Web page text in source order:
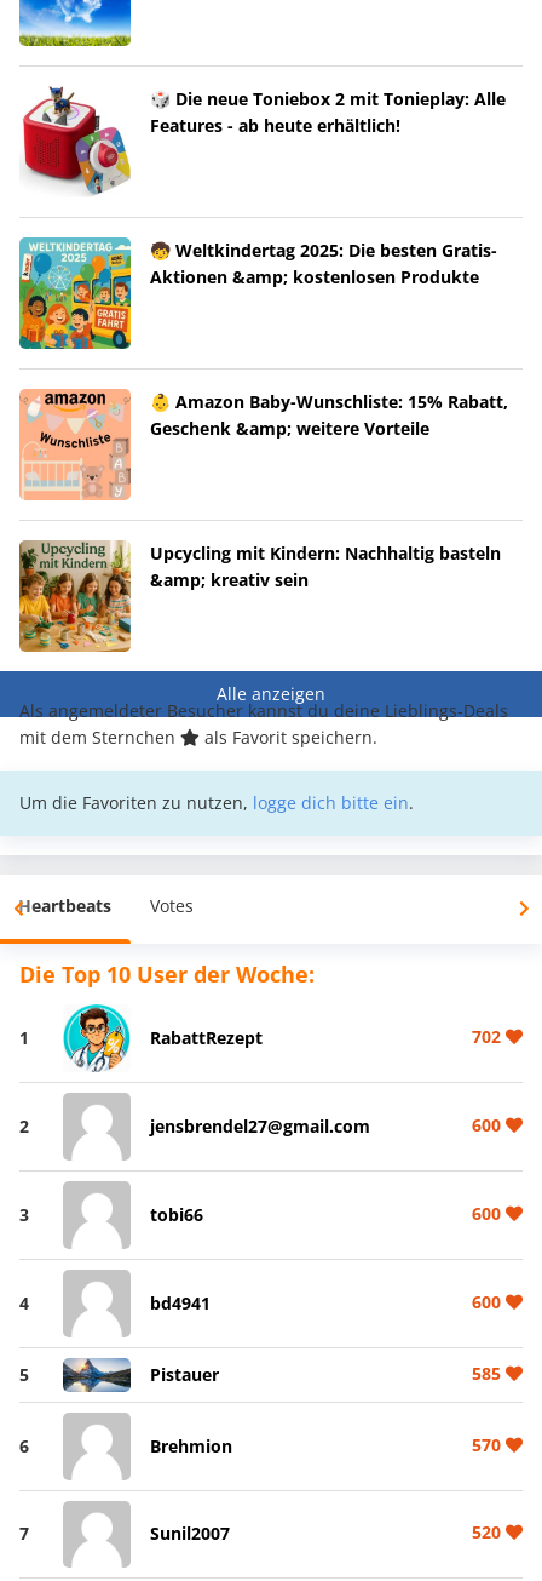
🎲 Die neue Toniebox 2 mit Tonieplay: Alle
Features - ab heute erhältlich!
🧒 Weltkindertag 2025: Die besten Gratis-
Aktionen &amp; kostenlosen Produkte
👶 Amazon Baby-Wunschliste: 15% Rabatt,
Geschenk &amp; weitere Vorteile
Upcycling mit Kindern: Nachhaltig basteln
&amp; kreativ sein
Alle anzeigen
Als angemeldeter Besucher kannst du deine Lieblings-Deals
mit dem Sternchen
als Favorit speichern.
Um die Favoriten zu nutzen, logge dich bitte ein.
Heartbeats Votes
Die Top 10 User der Woche:
1 RabattRezept 702
2 jensbrendel27@gmail.com 600
3 tobi66 600
4 bd4941 600
5 Pistauer 585
6 Brehmion 570
7 Sunil2007 520